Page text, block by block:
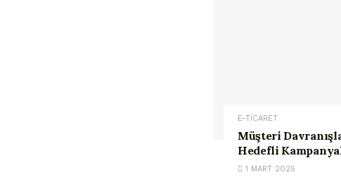
E-TİCARET
Müşteri
Hedefli
1 MART 2025